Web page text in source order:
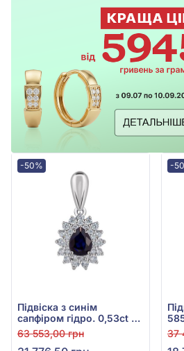
-50%
Підвіска з синім
сапфіром гідро. 0,53ct та
діамантами 0,252ct із
білого золота 585°, арт.
63 553,00 грн
-
37